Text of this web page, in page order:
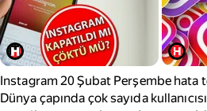
Instagram 20 Şubat Perşembe hata
Dünya çapında çok sayıda